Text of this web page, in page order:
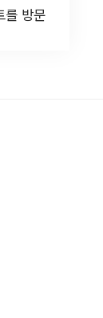
를 방문